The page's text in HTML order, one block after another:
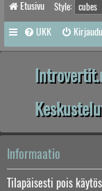
Etusivu Style:
UKK
Informaatio
Tilapäisesti pois